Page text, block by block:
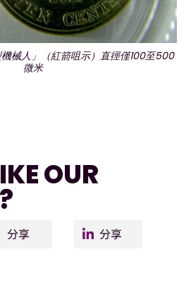
械人」（紅箭咀示）直徑僅100至500
微米
OUR
Facebo